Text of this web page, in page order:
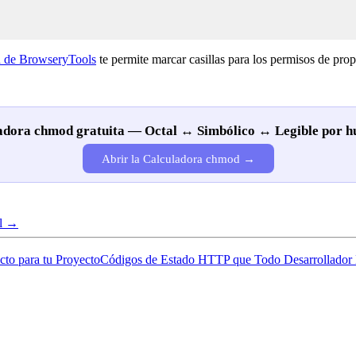
de BrowseryTools te permite marcar casillas para los permisos de
chmod gratuita — Octal ↔ Simbólico ↔ Legible por
Abrir la Calculadora chmod →
→
para tu ProyectoCódigos de Estado HTTP que Todo Desarrollador